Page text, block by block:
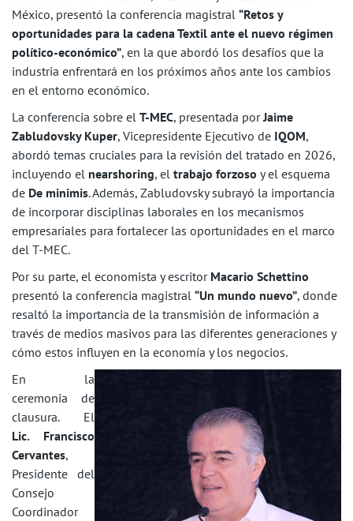
México, presentó la conferencia magistral “Retos y
oportunidades para la cadena Textil ante el nuevo régimen
político-económico”, en la que abordó los desafíos que la
industria enfrentará en los próximos años ante los cambios
en el entorno económico.
La conferencia sobre el T-MEC, presentada porJaime
Zabludovsky Kuper, Vicepresidente Ejecutivo de IQOM,
abordó temas cruciales para la revisión del tratado en 2026,
incluyendo el nearshoring, el trabajo forzoso y el esquema
de De minimis. Además, Zabludovsky subrayó la importancia
de incorporar disciplinas laborales en los mecanismos
empresariales para fortalecer las oportunidades en el marco
del T-MEC.
Por su parte, el economista y escritor Macario Schettino
presentó la conferencia magistral “Un mundo nuevo”, donde
resaltó la importancia de la transmisión de información a
través de medios masivos para las diferentes generaciones y
cómo estos influyen en la economía y los negocios.
En la
ceremonia de
clausura. El
Lic. Francisco
Cervantes,
Presidente del
Consejo
Coordinador